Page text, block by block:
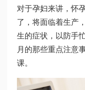
对于孕妇来讲，怀
了，将面临着生产
生的症状，以防手
月的那些重点注意
课。